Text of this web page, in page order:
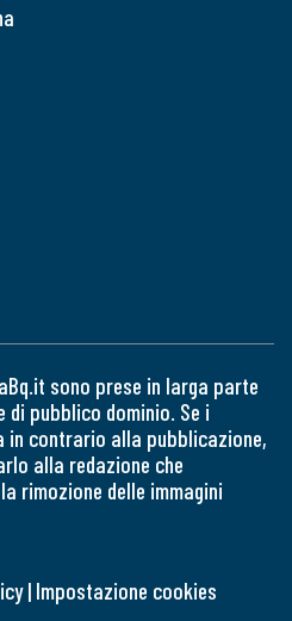
sono prese in larga parte
pubblico dominio. Se i
in contrario alla pubblicazione,
alla redazione che
rimozione delle immagini
| Impostazione cookies